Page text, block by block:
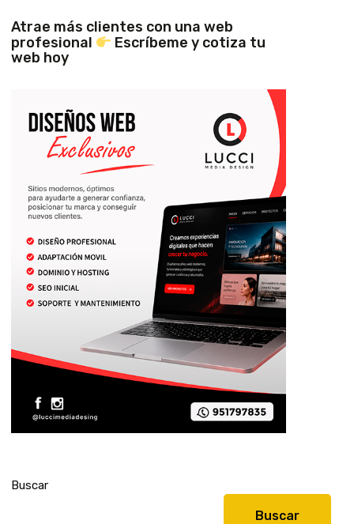
Atrae más clientes con una web
profesional
Escríbeme y cotiza tu
web hoy
Buscar
Buscar